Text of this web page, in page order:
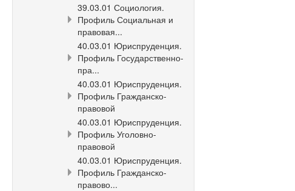
39.03.01 Социология.
Профиль Социальная и
правовая...
40.03.01 Юриспруденция.
Профиль Государственно-
пра...
40.03.01 Юриспруденция.
Профиль Гражданско-
правовой
40.03.01 Юриспруденция.
Профиль Уголовно-
правовой
40.03.01 Юриспруденция.
Профиль Гражданско-
правово...